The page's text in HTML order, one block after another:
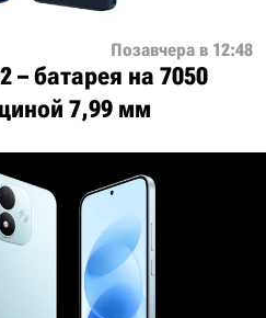
Позавчера в 12:48
– батарея на 7050
7,99 мм